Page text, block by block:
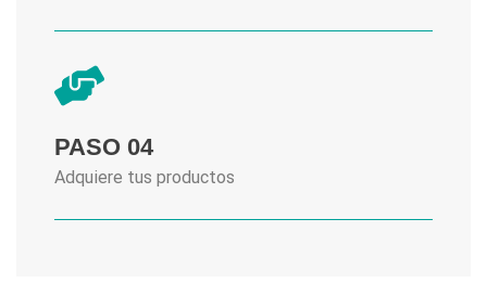
PASO 04
Adquiere tus productos